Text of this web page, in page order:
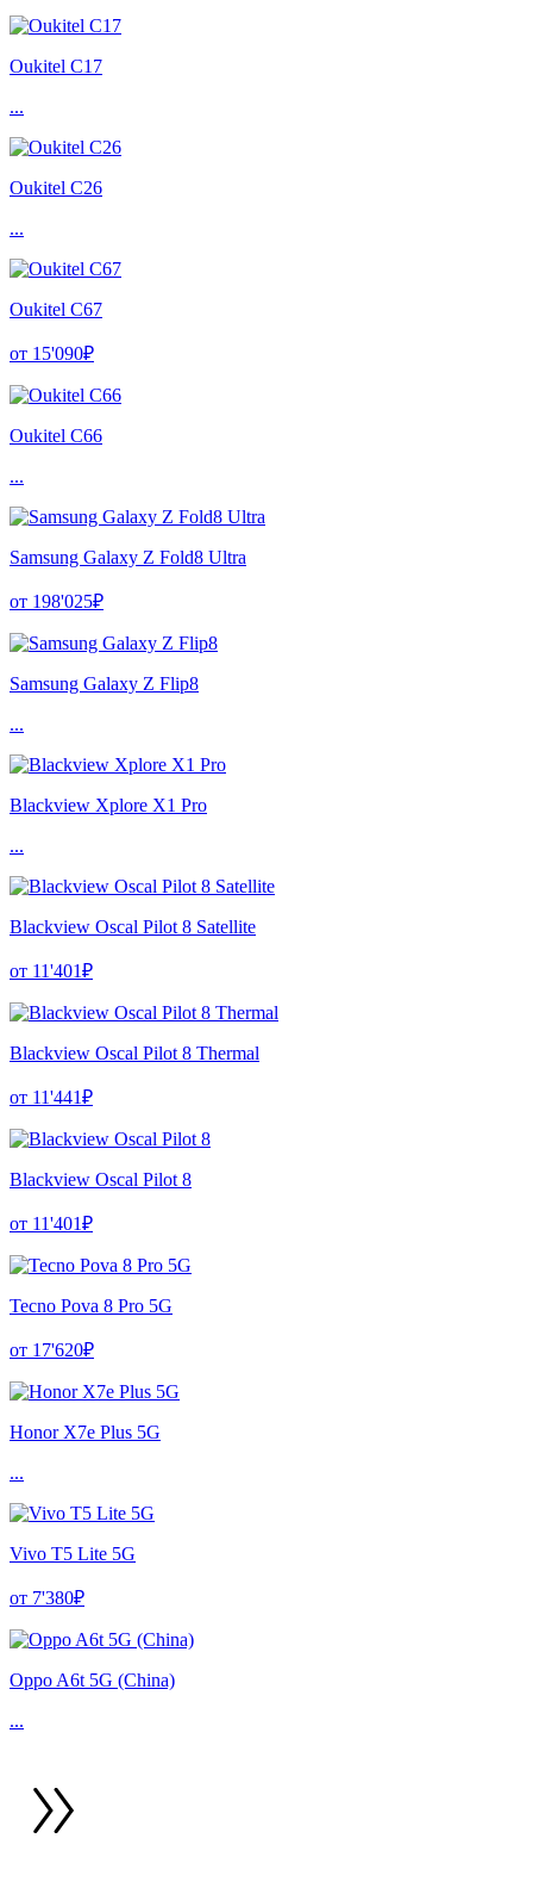
Oukitel C17
...
Oukitel C26
...
Oukitel C67
от 15'090₽
Oukitel C66
...
Samsung Galaxy Z Fold8 Ultra
от 198'025₽
Samsung Galaxy Z Flip8
...
Blackview Xplore X1 Pro
...
Blackview Oscal Pilot 8 Satellite
от 11'401₽
Blackview Oscal Pilot 8 Thermal
от 11'441₽
Blackview Oscal Pilot 8
от 11'401₽
Tecno Pova 8 Pro 5G
от 17'620₽
Honor X7e Plus 5G
...
Vivo T5 Lite 5G
от 7'380₽
Oppo A6t 5G (China)
...